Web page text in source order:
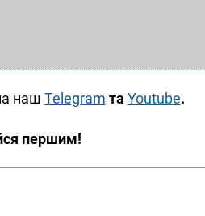
наш Telegram та Youtube.
першим!